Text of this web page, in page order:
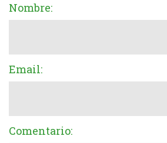
Nombre:
Email:
Comentario: